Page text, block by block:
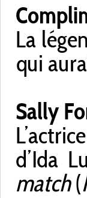
La
qui
Sally
d’Ida
match(